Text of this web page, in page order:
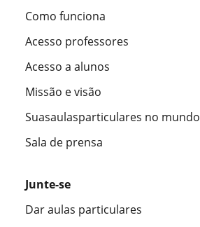
Como funciona
Acesso professores
Acesso a alunos
Missão e visão
Suasaulasparticulares no mundo
Sala de prensa
Junte-se
Dar aulas particulares